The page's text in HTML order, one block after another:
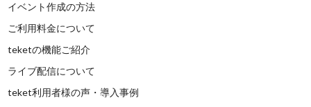
イベント作成の方法
ご利用料金について
teketの機能ご紹介
ライブ配信について
teket利用者様の声・導入事例